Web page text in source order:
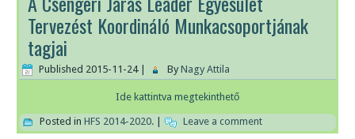
Tervezést Koordináló Munkacsoportjának
tagjai
Published 2015-11-24| By Nagy Attila
Ide kattintva megtekinthető
Posted in HFS 2014-2020. Leave a comment